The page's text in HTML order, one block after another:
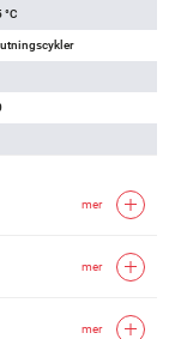
°C
mer
mer
mer